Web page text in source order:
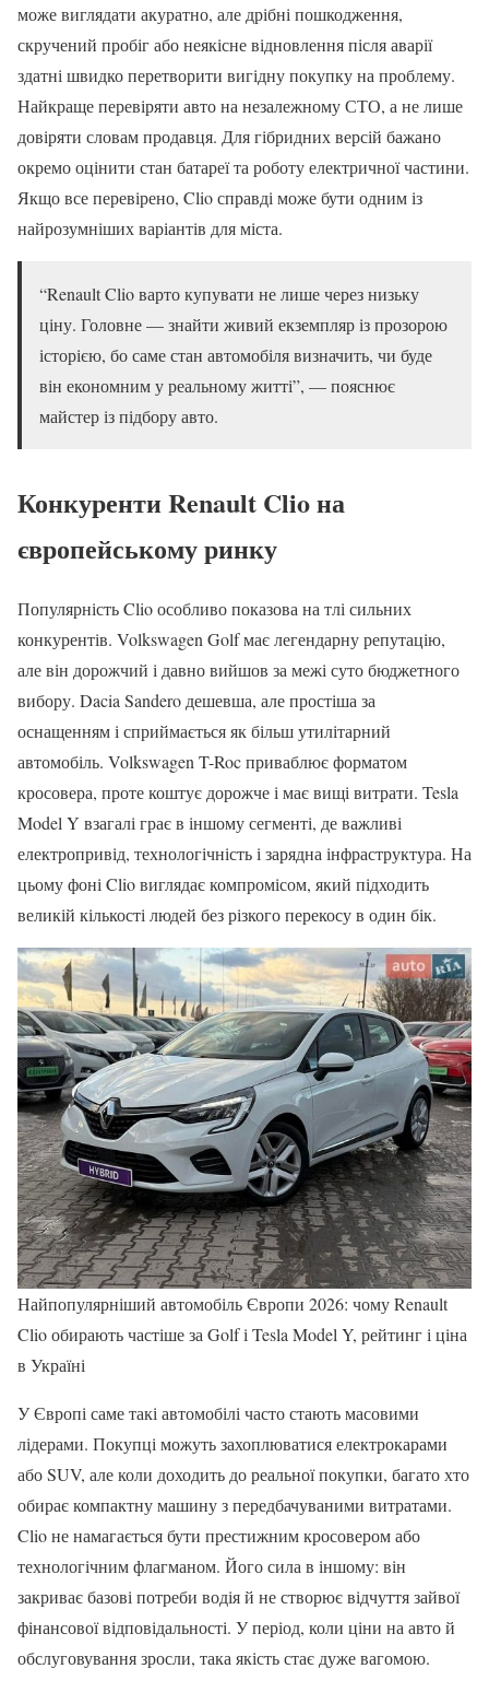
може виглядати акуратно, але дрібні пошкодження,
скручений пробіг або неякісне відновлення після аварії
здатні швидко перетворити вигідну покупку на проблему.
Найкраще перевіряти авто на незалежному СТО, а не лише
довіряти словам продавця. Для гібридних версій бажано
окремо оцінити стан батареї та роботу електричної частини.
Якщо все перевірено, Clio справді може бути одним із
найрозумніших варіантів для міста.
“Renault Clio варто купувати не лише через низьку
ціну. Головне — знайти живий екземпляр із прозорою
історією, бо саме стан автомобіля визначить, чи буде
він економним у реальному житті”, — пояснює
майстер із підбору авто.
Конкуренти Renault Clio на
європейському ринку
Популярність Clio особливо показова на тлі сильних
конкурентів. Volkswagen Golf має легендарну репутацію,
але він дорожчий і давно вийшов за межі суто бюджетного
вибору. Dacia Sandero дешевша, але простіша за
оснащенням і сприймається як більш утилітарний
автомобіль. Volkswagen T-Roc приваблює форматом
кросовера, проте коштує дорожче і має вищі витрати. Tesla
Model Y взагалі грає в іншому сегменті, де важливі
електропривід, технологічність і зарядна інфраструктура. На
цьому фоні Clio виглядає компромісом, який підходить
великій кількості людей без різкого перекосу в один бік.
Найпопулярніший автомобіль Європи 2026: чому Renault
Clio обирають частіше за Golf і Tesla Model Y, рейтинг і ціна
в Україні
У Європі саме такі автомобілі часто стають масовими
лідерами. Покупці можуть захоплюватися електрокарами
або SUV, але коли доходить до реальної покупки, багато хто
обирає компактну машину з передбачуваними витратами.
Clio не намагається бути престижним кросовером або
технологічним флагманом. Його сила в іншому: він
закриває базові потреби водія й не створює відчуття зайвої
фінансової відповідальності. У період, коли ціни на авто й
обслуговування зросли, така якість стає дуже вагомою.